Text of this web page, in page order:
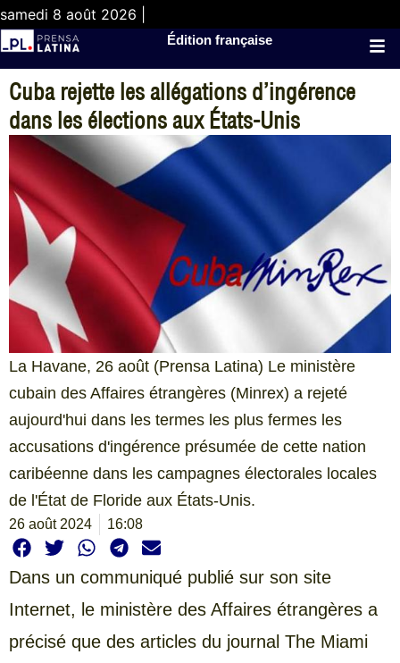
samedi 8 août 2026 |
Édition française
Cuba rejette les allégations d’ingérence
dans les élections aux États-Unis
La Havane, 26 août (Prensa Latina) Le ministère
cubain des Affaires étrangères (Minrex) a rejeté
aujourd'hui dans les termes les plus fermes les
accusations d'ingérence présumée de cette nation
caribéenne dans les campagnes électorales locales
de l'État de Floride aux États-Unis.
26 août 2024 16:08
Dans un communiqué publié sur son site
Internet, le ministère des Affaires étrangères a
précisé que des articles du journal The Miami